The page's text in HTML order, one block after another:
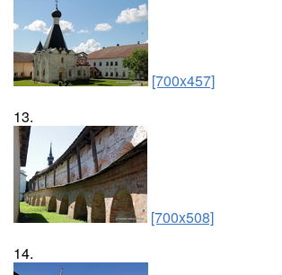
[700x457]
13.
[700x508]
14.